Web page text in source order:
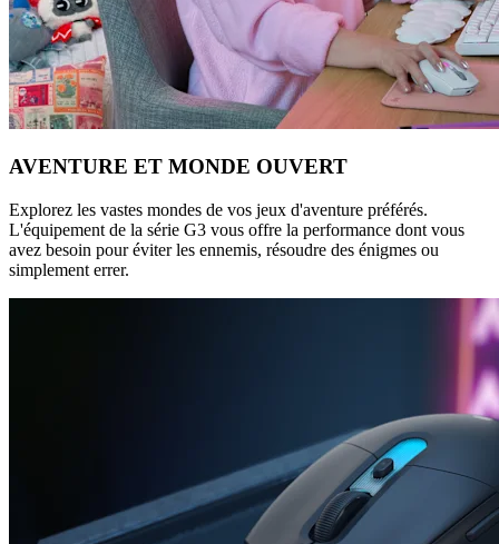
AVENTURE ET MONDE OUVERT
Explorez les vastes mondes de vos jeux d'aventure préférés.
L'équipement de la série G3 vous offre la performance dont vous
avez besoin pour éviter les ennemis, résoudre des énigmes ou
simplement errer.